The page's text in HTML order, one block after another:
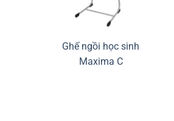
Ghế ngồi học sinh
Maxima C